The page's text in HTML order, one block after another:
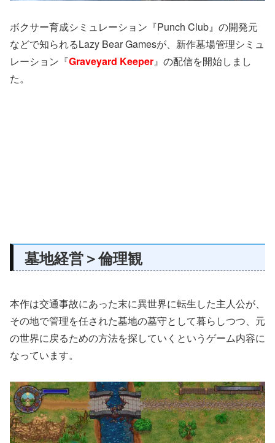
ボクサー育成シミュレーション『Punch Club』の開発元
などで知られるLazy Bear Gamesが、新作墓場管理シミュ
レーション『Graveyard Keeper』の配信を開始しまし
た。
墓地経営＞倫理観
本作は交通事故にあった末に異世界に転生した主人公が、
その地で管理を任された墓地の墓守として暮らしつつ、元
の世界に戻るための方法を探していくというゲーム内容に
なっています。